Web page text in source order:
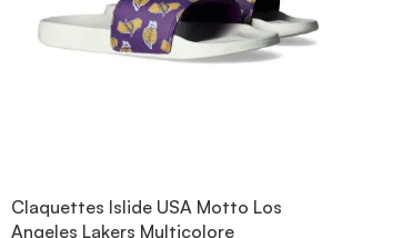
Claquettes Islide USA Motto Los
Angeles Lakers Multicolore